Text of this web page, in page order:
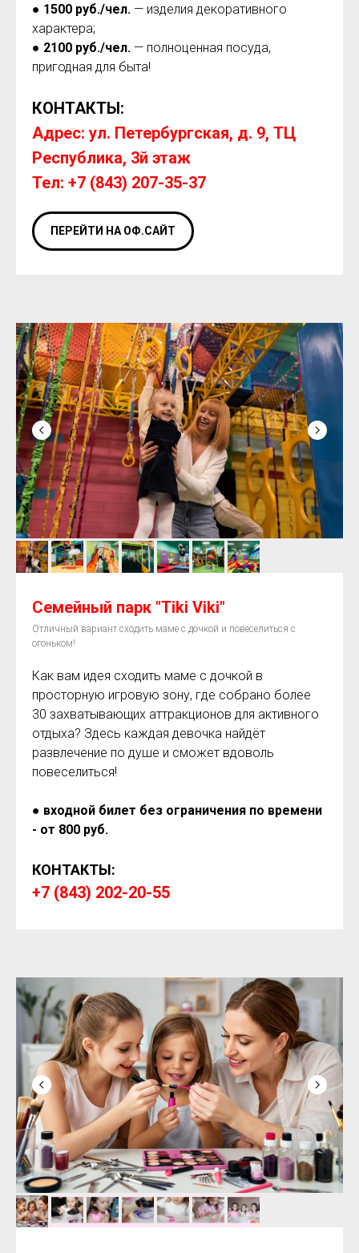
● 1500 руб./чел. — изделия декоративного
характера;
● 2100 руб./чел. — полноценная посуда,
пригодная для быта!
КОНТАКТЫ:
Адрес: ул. Петербургская, д. 9, ТЦ
Республика, 3й этаж
Тел: +7 (843) 207-35-37
ПЕРЕЙТИ НА ОФ.САЙТ
Семейный парк "Tiki Viki"
Отличный вариант сходить маме с дочкой и повеселиться с
огоньком!
Как вам идея сходить маме с дочкой в
просторную игровую зону, где собрано более
30 захватывающих аттракционов для активного
отдыха? Здесь каждая девочка найдёт
развлечение по душе и сможет вдоволь
повеселиться!
● входной билет без ограничения по времени
- от 800 руб.
КОНТАКТЫ:
+7 (843) 202-20-55